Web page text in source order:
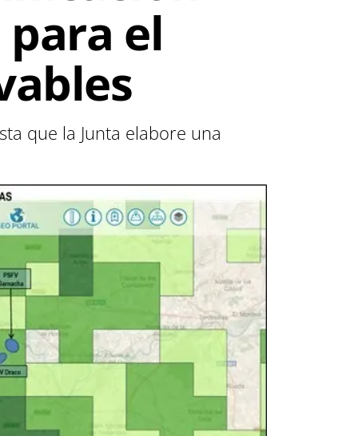
el
que la Junta elabore una